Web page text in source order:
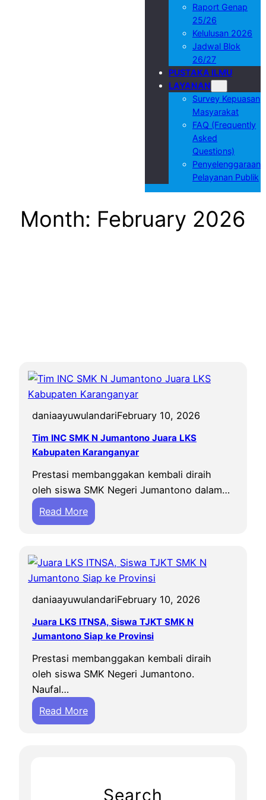
Raport Genap
25/26
Kelulusan 2026
Jadwal Blok
26/27
PUSTAKA ILMU
LAYANAN
Survey Kepuasan
Masyarakat
FAQ (Frequently
Asked
Questions)
Penyelenggaraan
Pelayanan Publik
Month: February 2026
daniaayuwulandariFebruary 10, 2026
Tim INC SMK N Jumantono Juara LKS
Kabupaten Karanganyar
Prestasi membanggakan kembali diraih
oleh siswa SMK Negeri Jumantono dalam…
Read More:
T
m
I
C
S
M
N
J
u
m
a
daniaayuwulandariFebruary 10, 2026
Juara LKS ITNSA, Siswa TJKT SMK N
Jumantono Siap ke Provinsi
Prestasi membanggakan kembali diraih
oleh siswa SMK Negeri Jumantono.
Naufal…
Read More:
J
Search